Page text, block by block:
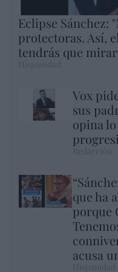
Eclipse Sánchez:
protectoras. Así,
tendrás que
Vox
sus
opina
que ha
porque
acusa